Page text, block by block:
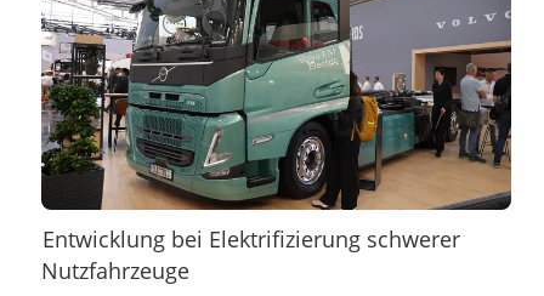
Entwicklung bei Elektrifizierung schwerer
Nutzfahrzeuge